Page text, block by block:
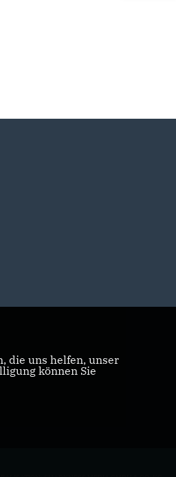
die uns helfen, unser
können Sie